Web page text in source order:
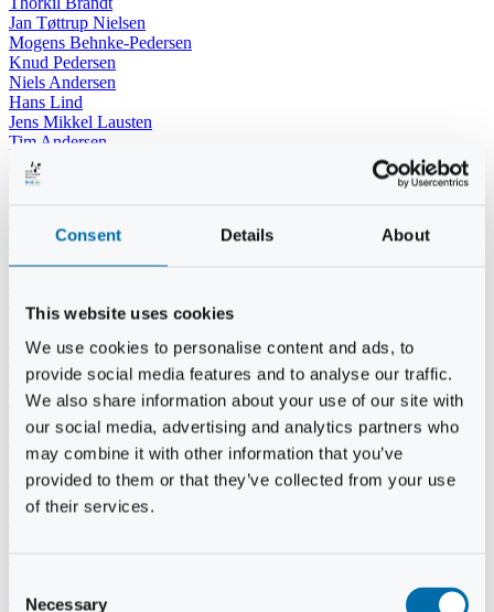
Consent Details About
This website uses cookies
We use cookies to personalise content and ads, to
provide social media features and to analyse our traffic.
We also share information about your use of our site with
our social media, advertising and analytics partners who
may combine it with other information that you’ve
provided to them or that they’ve collected from your use
of their services.
Necessary
Jan Tøttrup Nielsen
Mogens Behnke-Pedersen
Knud Pedersen
Niels Andersen
Hans Lind
Jens Mikkel Lausten
Tim Andersen
Per Janfelt
Christian Hjorth
Kjeld Hansen
Niels Thomas Rosenberg
Svend Andersen
Bent Wigh
Jens-Kjeld Jensen
Jon Fjeldså
William Carøe Aarestrup
Erik Mølgaard
Klaus Malling Olsen
Brian Zobbe
Peter Lange
Kurt Due Johansen
Niels Peter Andreasen
Jesper Tofft